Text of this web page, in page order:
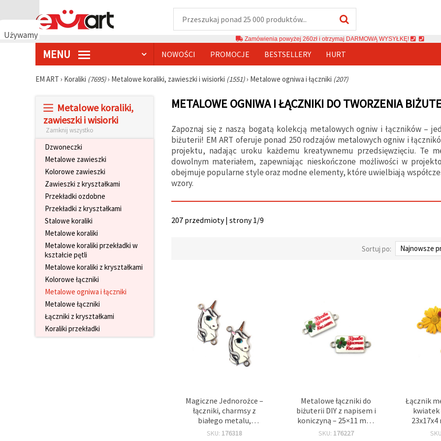
Używamy
marketingowych.
Zamówienia powyżej 260zł i otrzymaj DARMOWĄ WYSYŁKĘ!
MENU NOWOŚCI PROMOCJE BESTSELLERY HURT
EM ART › Koraliki (7695)› Metalowe koraliki, zawieszki i wisiorki (1551)› Metalowe ogniwa i łączniki (207)
Metalowe koraliki,
zawieszki i wisiorki
Zamknij wszystko
Dzwoneczki
Metalowe zawieszki
Kolorowe zawieszki
Zawieszki z kryształkami
Przekładki ozdobne
Przekładki z kryształkami
Stalowe koraliki
Metalowe koraliki
Metalowe koraliki przekładki w
kształcie pętli
Metalowe koraliki z kryształkami
Kolorowe łączniki
Metalowe ogniwa i łączniki
Metalowe łączniki
Łączniki z kryształkami
Koraliki przekładki
METALOWE OGNIWA I ŁĄCZNIKI DO TWORZENIA
Zapoznaj się z naszą bogatą kolekcją metalowych ogniw i łączników –
biżuterii! EM ART oferuje ponad 250 rodzajów metalowych ogniw i
projektu, nadając uroku każdemu kreatywnemu przedsięwzięciu. Te
dowolnym materiałem, zapewniając nieskończone możliwości w
obejmuje popularne style oraz modne elementy, które uwielbiają
wzory.
207 przedmioty | strony 1/9
Sortuj po:
Magiczne Jednorożce –
łączniki, charmsy z
białego metalu,
26×13×2,5 mm, otwór 2
SKU: 176318
Metalowe łączniki do
biżuterii DIY z napisem i
koniczyną – 25×11 mm,
otwór 2 mm, kolor
SKU: 176227
Łącznik
kwiatek
mm,